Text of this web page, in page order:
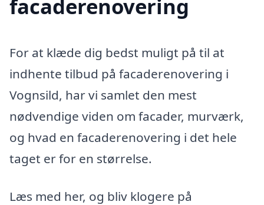
facaderenovering
For at klæde dig bedst muligt på til at
indhente tilbud på facaderenovering i
Vognsild, har vi samlet den mest
nødvendige viden om facader, murværk,
og hvad en facaderenovering i det hele
taget er for en størrelse.
Læs med her, og bliv klogere på